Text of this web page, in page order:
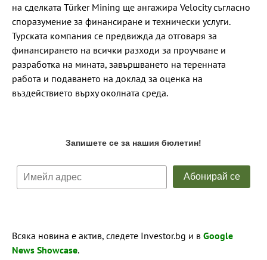
на сделката Türker Mining ще ангажира Velocity съгласно
споразумение за финансиране и технически услуги.
Турската компания се предвижда да отговаря за
финансирането на всички разходи за проучване и
разработка на мината, завършването на теренната
работа и подаването на доклад за оценка на
въздействието върху околната среда.
Всяка новина е актив, следете Investor.bg и в Google
News Showcase.